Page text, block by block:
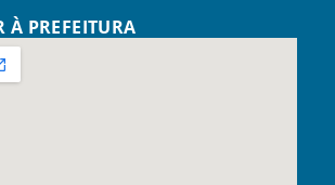
À PREFEITURA